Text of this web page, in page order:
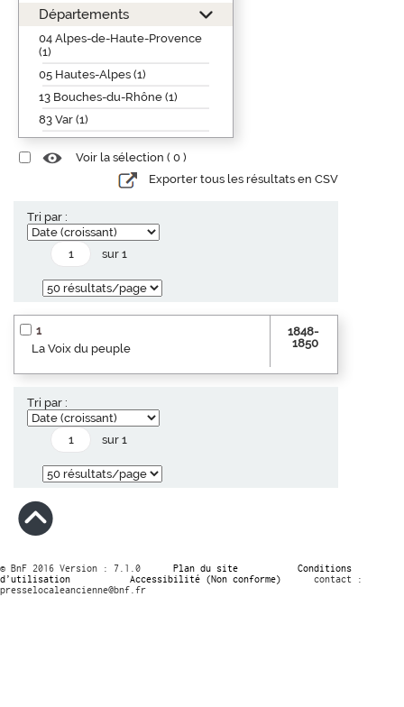
Départements
04 Alpes-de-Haute-Provence
(1)
05 Hautes-Alpes (1)
13 Bouches-du-Rhône (1)
83 Var (1)
Voir la sélection ( 0 )
Exporter tous les résultats en CSV
Tri par :
sur 1
1
La Voix du peuple
1848-
1850
Tri par :
sur 1
© BnF 2016 Version : 7.1.0 Plan du site
Conditions
d’utilisation
Accessibilité (Non conforme)
contact :
presselocaleancienne@bnf.fr